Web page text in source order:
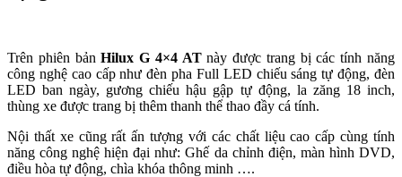
Trên phiên bảnHilux G 4×4 ATnày được trang bị các tính năng
công nghệ cao cấp như đèn pha Full LED chiếu sáng tự động, đèn
LED ban ngày, gương chiếu hậu gập tự động, la zăng 18 inch,
thùng xe được trang bị thêm thanh thể thao đầy cá tính.
Nội thất xe cũng rất ấn tượng với các chất liệu cao cấp cùng tính
năng công nghệ hiện đại như: Ghế da chỉnh điện, màn hình DVD,
điều hòa tự động, chìa khóa thông minh ….